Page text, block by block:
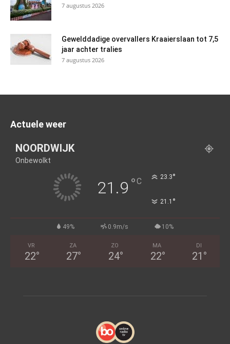
7 augustus 2026
Gewelddadige overvallers Kraaierslaan tot 7,5
jaar achter tralies
7 augustus 2026
Actuele weer
NOORDWIJK
Onbewolkt
21.9 °C 23.3°
21.1 °
49% 0.9m/s 10%
VR
22°
ZA
27°
ZO
24°
MA
22°
DI
21 °